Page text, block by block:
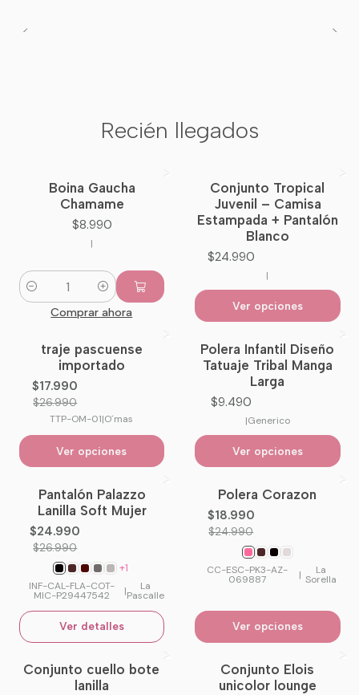
Recién llegados
NuevoBoina Gaucha
Chamame
$8.990
|
Cantidad
Comprar ahora
Conjunto Tropical
Juvenil – Camisa
Estampada + Pantalón
Blanco
$24.990
|
Ver opciones
-33%OFF
traje pascuense
importado
$17.990
$26.990
TTP-OM-01|O´mas
Ver opciones
Polera Infantil Diseño
Tatuaje Tribal Manga
Larga
$9.490
|Generico
Ver opciones
-7%OFF
No disponible
Pantalón Palazzo
Lanilla Soft Mujer
$24.990
$26.990
+1
INF-CAL-FLA-COT-
MIC-P29447542 | La
Pascalle
Ver detalles
-24%OFF
Polera Corazon
$18.990
$24.990
CC-ESC-PK3-AZ-
069887 | La
Sorella
Ver opciones
No disponible
Conjunto cuello bote
lanilla
Conjunto Elois
unicolor lounge